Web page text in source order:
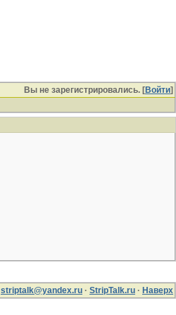
Вы не зарегистрировались. [Войти]
striptalk@yandex.ru · StripTalk.ru · Наверх